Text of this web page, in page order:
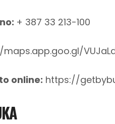
+ 387 33 213-100
online: https://